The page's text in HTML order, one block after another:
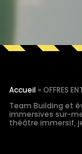
Accueil » OFFRES
Team Building et
immersives sur-
théâtre immersif,